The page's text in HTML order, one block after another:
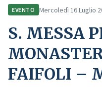
EVENTO Mercoledì 16 Luglio
S. MESSA
FAIFOLI –